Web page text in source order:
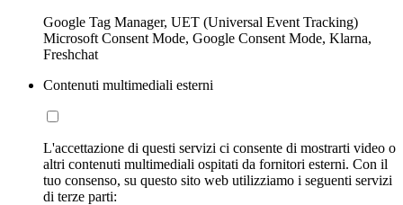
Google Tag Manager, UET (Universal Event Tracking)
Microsoft Consent Mode, Google Consent Mode, Klarna,
Freshchat
Contenuti multimediali esterni
L'accettazione di questi servizi ci consente di mostrarti video o
altri contenuti multimediali ospitati da fornitori esterni. Con il
tuo consenso, su questo sito web utilizziamo i seguenti servizi
di terze parti: